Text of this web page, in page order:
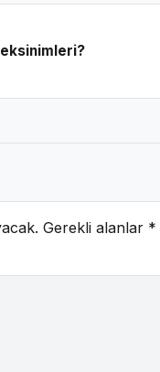
Gerekli alanlar *